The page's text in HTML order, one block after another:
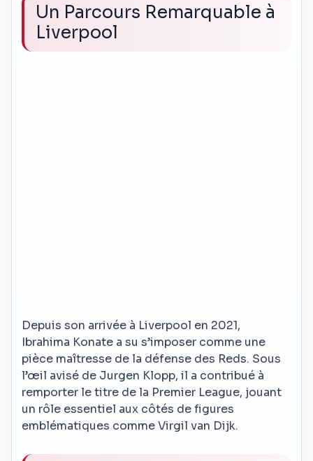
Un Parcours Remarquable à
Liverpool
Depuis son arrivée à Liverpool en 2021,
Ibrahima Konate a su s’imposer comme une
pièce maîtresse de la défense des Reds. Sous
l’œil avisé de Jurgen Klopp, il a contribué à
remporter le titre de la Premier League, jouant
un rôle essentiel aux côtés de figures
emblématiques comme Virgil van Dijk.